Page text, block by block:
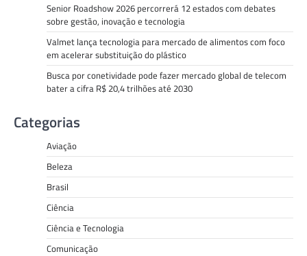
Senior Roadshow 2026 percorrerá 12 estados com debates
sobre gestão, inovação e tecnologia
Valmet lança tecnologia para mercado de alimentos com foco
em acelerar substituição do plástico
Busca por conetividade pode fazer mercado global de telecom
bater a cifra R$ 20,4 trilhões até 2030
Categorias
Aviação
Beleza
Brasil
Ciência
Ciência e Tecnologia
Comunicação